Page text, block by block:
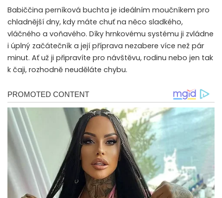
Babiččina perníková buchta je ideálním moučníkem pro
chladnější dny, kdy máte chuť na něco sladkého,
vláčného a voňavého. Díky hrnkovému systému ji zvládne
i úplný začátečník a její příprava nezabere více než pár
minut. Ať už ji připravíte pro návštěvu, rodinu nebo jen tak
k čaji, rozhodně neuděláte chybu.